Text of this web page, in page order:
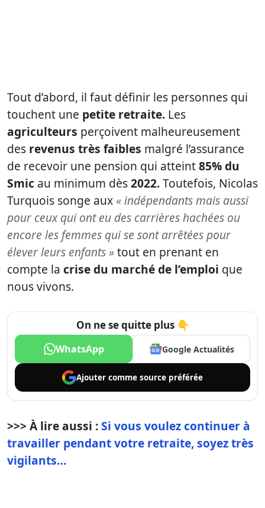
Tout d’abord, il faut définir les personnes qui
touchent une petite retraite. Les
agriculteurs perçoivent malheureusement
des revenus très faibles malgré l’assurance
de recevoir une pension qui atteint85% du
Smic au minimum dès2022.Toutefois, Nicolas
Turquois songe aux « indépendants mais aussi
pour ceux qui ont eu des carrières hachées ou
encore les femmes qui se sont arrêtées pour
élever leurs enfants »tout en prenant en
compte la crise du marché de l’emploi que
nous vivons.
On ne se quitte plus 👇
WhatsApp Google Actualités
Ajouter comme source préférée
>>> À lire aussi :Si vous voulez continuer à
travailler pendant votre retraite, soyez très
vigilants…